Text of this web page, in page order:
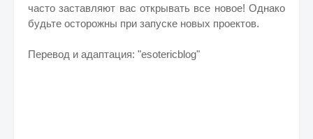
часто заставляют вас открывать все новое! Однако
будьте осторожны при запуске новых проектов.
Перевод и адаптация: "esotericblog"